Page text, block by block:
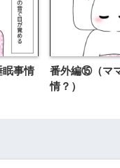
眠事情
番外編⑮（マ
情？）